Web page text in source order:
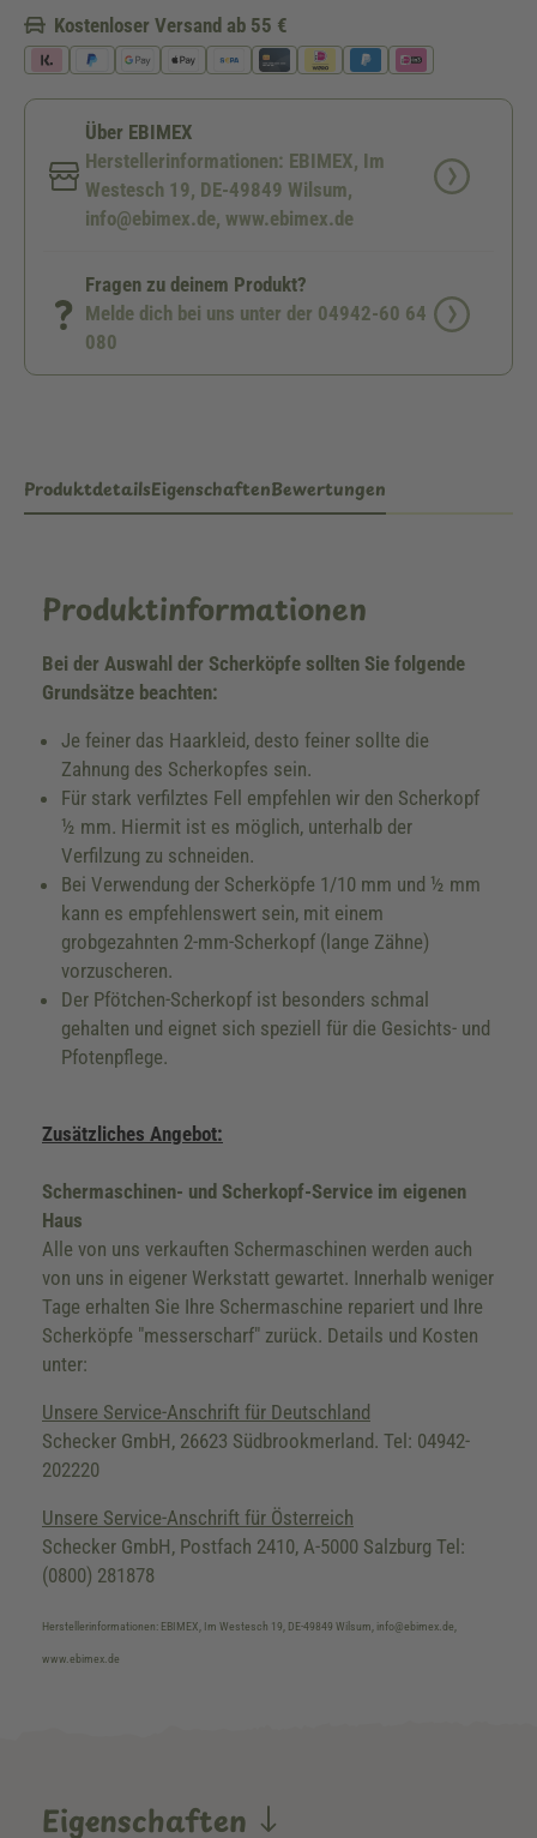
Kostenloser Versand ab 55 €
Über EBIMEX
Herstellerinformationen: EBIMEX, Im
Westesch 19, DE-49849 Wilsum,
info@ebimex.de, www.ebimex.de
Fragen zu deinem Produkt?
Melde dich bei uns unter der 04942-60 64
080
ProduktdetailsEigenschaftenBewertungen
Produktinformationen
Bei der Auswahl der Scherköpfe sollten Sie folgende
Grundsätze beachten:
Je feiner das Haarkleid, desto feiner sollte die
Zahnung des Scherkopfes sein.
Für stark verfilztes Fell empfehlen wir den Scherkopf
½ mm. Hiermit ist es möglich, unterhalb der
Verfilzung zu schneiden.
Bei Verwendung der Scherköpfe 1/10 mm und ½ mm
kann es empfehlenswert sein, mit einem
grobgezahnten 2-mm-Scherkopf (lange Zähne)
vorzuscheren.
Der Pfötchen-Scherkopf ist besonders schmal
gehalten und eignet sich speziell für die Gesichts- und
Pfotenpflege.
Zusätzliches Angebot:
Schermaschinen- und Scherkopf-Service im eigenen
Haus
Alle von uns verkauften Schermaschinen werden auch
von uns in eigener Werkstatt gewartet. Innerhalb weniger
Tage erhalten Sie Ihre Schermaschine repariert und Ihre
Scherköpfe "messerscharf" zurück. Details und Kosten
unter:
Unsere Service-Anschrift für Deutschland
Schecker GmbH, 26623 Südbrookmerland. Tel: 04942-
202220
Unsere Service-Anschrift für Österreich
Schecker GmbH, Postfach 2410, A-5000 Salzburg Tel:
(0800) 281878
Herstellerinformationen: EBIMEX, Im Westesch 19, DE-49849 Wilsum, info@ebimex.de,
www.ebimex.de
Eigenschaften